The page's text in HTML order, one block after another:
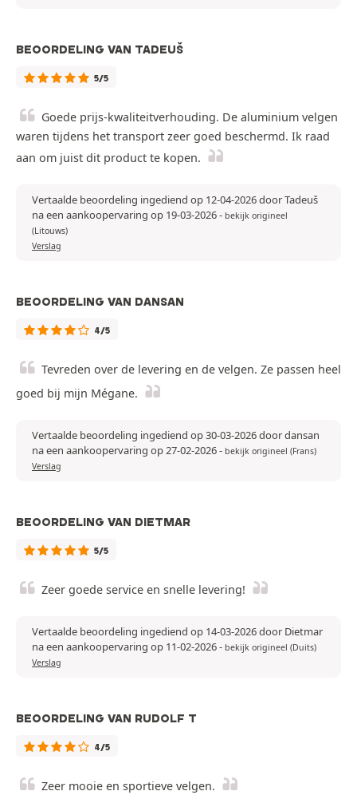
BEOORDELING VAN TADEUŠ
5/5
Goede prijs-kwaliteitverhouding. De aluminium velgen
waren tijdens het transport zeer goed beschermd. Ik raad
aan om juist dit product te kopen.
Vertaalde beoordeling ingediend op 12-04-2026 door Tadeuš
na een aankoopervaring op 19-03-2026- bekijk origineel
(Litouws)
Verslag
BEOORDELING VAN DANSAN
4/5
Tevreden over de levering en de velgen. Ze passen heel
goed bij mijn Mégane.
Vertaalde beoordeling ingediend op 30-03-2026 door dansan
na een aankoopervaring op 27-02-2026- bekijk origineel (Frans)
Verslag
BEOORDELING VAN DIETMAR
5/5
Zeer goede service en snelle levering!
Vertaalde beoordeling ingediend op 14-03-2026 door Dietmar
na een aankoopervaring op 11-02-2026- bekijk origineel (Duits)
Verslag
BEOORDELING VAN RUDOLF T
4/5
Zeer mooie en sportieve velgen.